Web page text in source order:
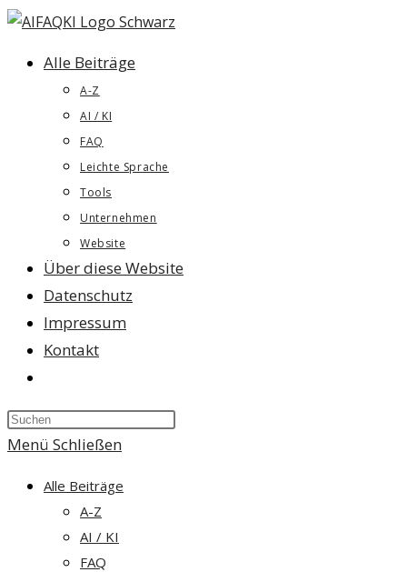
Zum
springenAlle Beiträge
A-Z
AI / KI
FAQ
Leichte Sprache
Tools
Unternehmen
Website
Über diese Website
Datenschutz
Impressum
Kontakt
umschalten
Press
Menü Schließen
Alle Beiträge
A-Z
AI / KI
FAQ